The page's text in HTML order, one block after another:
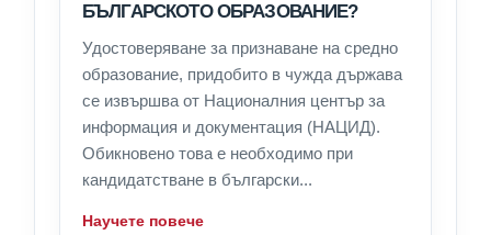
БЪЛГАРСКОТО ОБРАЗОВАНИЕ?
Удостоверяване за признаване на средно
образование, придобито в чужда държава
се извършва от Националния център за
информация и документация (НАЦИД).
Обикновено това е необходимо при
кандидатстване в български...
Научете повече